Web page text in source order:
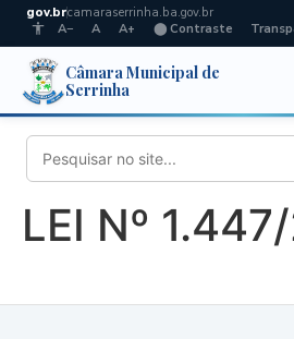
gov.brcamaraserrinha.ba.gov.br
A−
A A+ ⬤ Contraste
Câmara Municipal de
Serrinha
LEI Nº